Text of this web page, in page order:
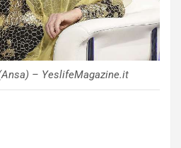
– YeslifeMagazine.it